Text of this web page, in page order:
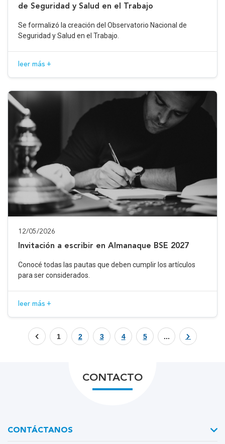
de Seguridad y Salud en el Trabajo
Se formalizó la creación del Observatorio Nacional de
Seguridad y Salud en el Trabajo.
leer más +
12/05/2026
Invitación a escribir en Almanaque BSE 2027
Conocé todas las pautas que deben cumplir los artículos
para ser considerados.
leer más +
1 2 3 4 5 ...
CONTACTO
CONTÁCTANOS